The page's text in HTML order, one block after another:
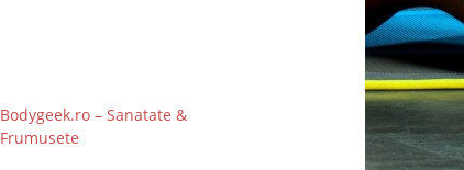
Bodygeek.ro – Sanatate &
Frumusete